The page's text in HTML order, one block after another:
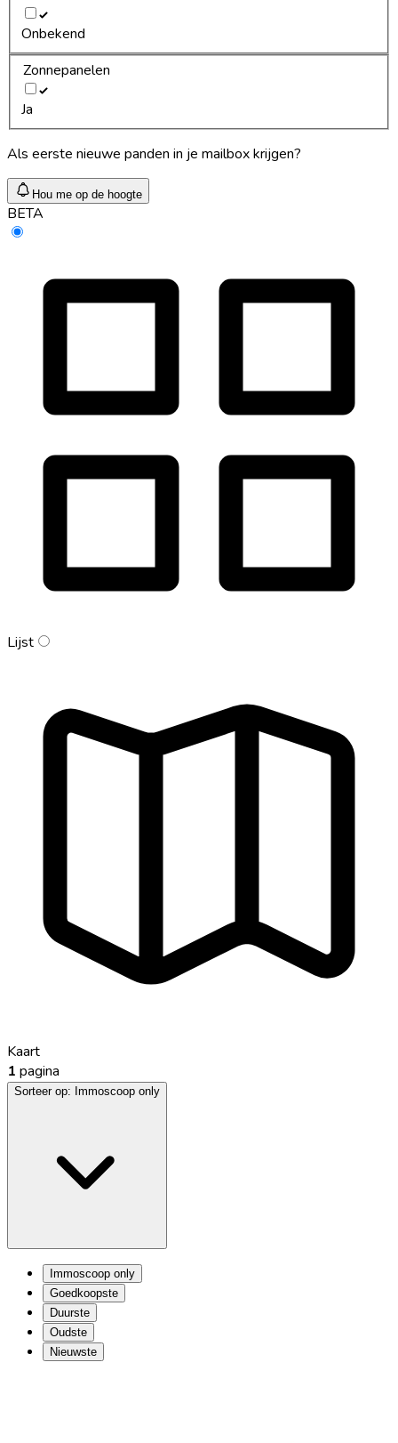
Onbekend
Zonnepanelen
Ja
Als eerste nieuwe panden in je mailbox krijgen?
Hou me op de hoogte
BETA
Lijst
Kaart
1 pagina
Sorteer op: Immoscoop only
Immoscoop only
Goedkoopste
Duurste
Oudste
Nieuwste